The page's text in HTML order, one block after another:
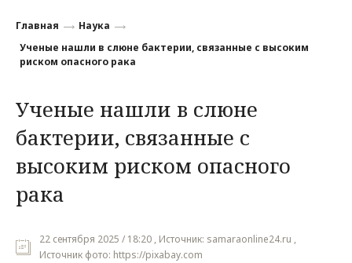
Финансы
Наука
Культура
Общество
Политика
Главная
Наука
Ученые нашли в слюне бактерии, связанные с высоким
риском опасного рака
Ученые нашли в слюне
бактерии, связанные с
высоким риском опасного
рака
22 сентября 2025 / 18:20 , Источник: samaraonline24.ru ,
Источник фото: https://pixabay.com